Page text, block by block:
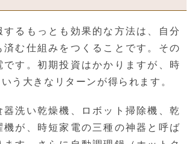
するもっとも効果的な方法は、自分
済む仕組みをつくることです。その
です。初期投資はかかりますが、時
う大きなリターンが得られます。
器洗い乾燥機、ロボット掃除機、乾
機が、時短家電の三種の神器と呼ば